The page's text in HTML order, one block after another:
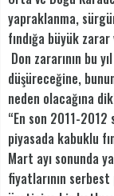
yapraklanma,
fındığa büyük
Don zararının bu
düşüreceğine,
neden olacağına
“En son 2011-2012
piyasada kabuklu
Mart ayı sonunda
fiyatlarının